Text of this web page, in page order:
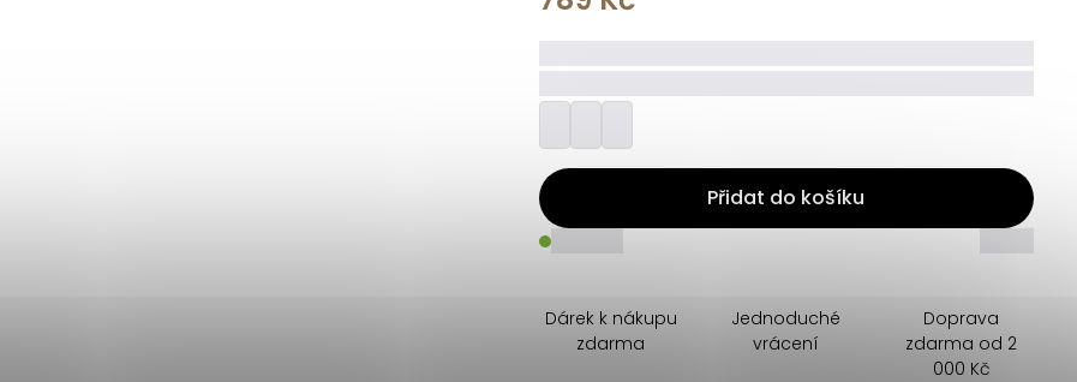
Přidat do košíku
_____
Dárek k nákupu
zdarma
Jednoduché
vrácení
Doprava
zdarma od 2
000 Kč